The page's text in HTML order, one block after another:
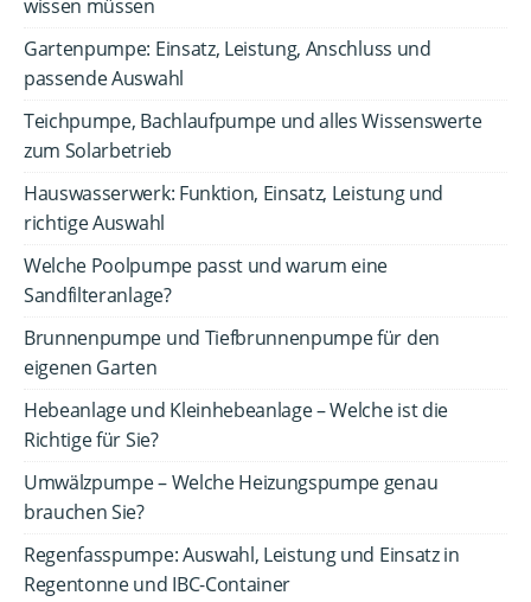
wissen müssen
Gartenpumpe: Einsatz, Leistung, Anschluss und
passende Auswahl
Teichpumpe, Bachlaufpumpe und alles Wissenswerte
zum Solarbetrieb
Hauswasserwerk: Funktion, Einsatz, Leistung und
richtige Auswahl
Welche Poolpumpe passt und warum eine
Sandfilteranlage?
Brunnenpumpe und Tiefbrunnenpumpe für den
eigenen Garten
Hebeanlage und Kleinhebeanlage – Welche ist die
Richtige für Sie?
Umwälzpumpe – Welche Heizungspumpe genau
brauchen Sie?
Regenfasspumpe: Auswahl, Leistung und Einsatz in
Regentonne und IBC-Container